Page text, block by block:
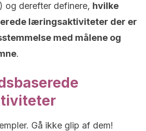
og derefter definere, hvilke
læringsaktiviteter der er
med målene og
.
Gå ikke glip af dem!